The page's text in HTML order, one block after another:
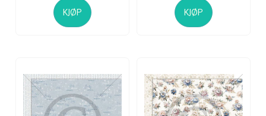
KJØP KJØP